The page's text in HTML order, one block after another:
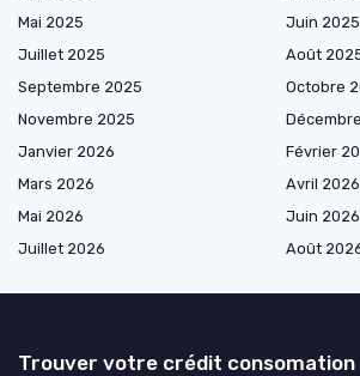
Mai 2025
Juin 2025
Juillet 2025
Août
Septembre 2025
Octobre
Novembre 2025
Janvier 2026
Février
Mars 2026
Avril 2026
Mai 2026
Juin 2026
Juillet 2026
Août
Trouver votre crédit consomation